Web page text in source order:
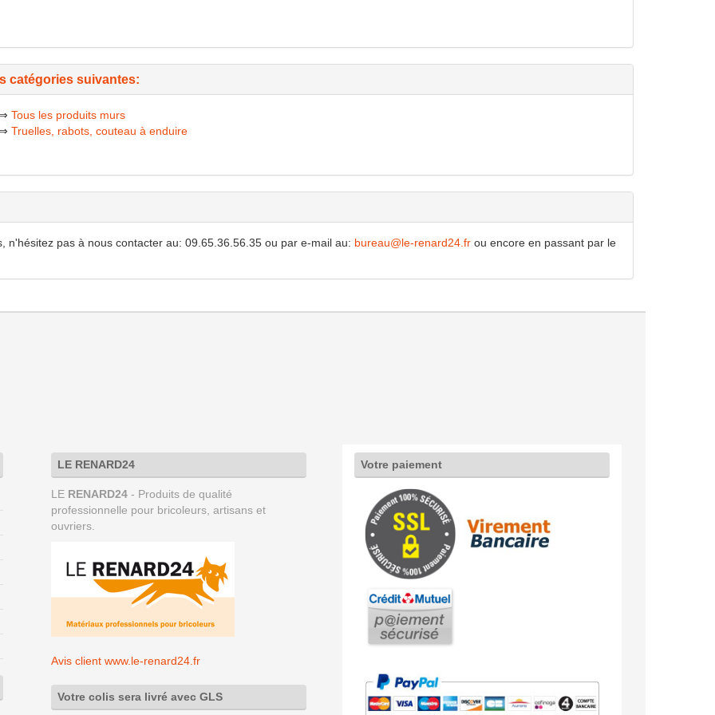
catégories suivantes:
Tous les produits murs
Truelles, rabots, couteau à enduire
n'hésitez pas à nous contacter au: 09.65.36.56.35 ou par e-mail au: bureau@le-renard24.fr ou encore en passant par le
LE RENARD24
LE RENARD24 - Produits de qualité
professionnelle pour bricoleurs, artisans et
ouvriers.
Avis client www.le-renard24.fr
Votre colis sera livré avec GLS
Votre paiement